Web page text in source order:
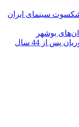
سینمای ایران
از 44 سال